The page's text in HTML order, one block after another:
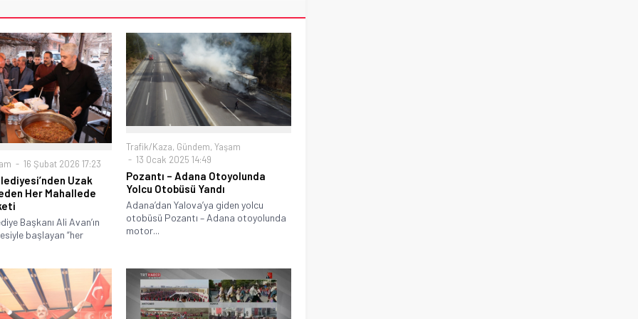
16 Şubat 2026 17:23
Uzak
Her Mahallede
Başkanı Ali Avan’ın
başlayan “her
Trafik/Kaza, Gündem,Yaşam
13 Ocak 2025 14:49
Pozantı – Adana Otoyolunda
Yolcu Otobüsü Yandı
Adana’dan Yalova’ya giden yolcu
otobüsü Pozantı – Adana otoyolunda
motor...